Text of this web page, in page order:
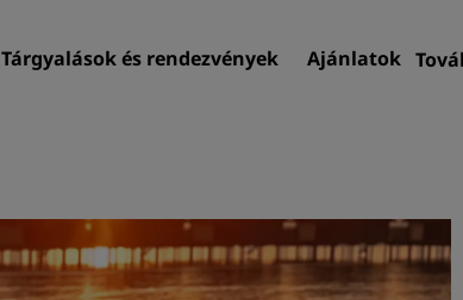
Tárgyalások és rendezvények Ajánlatok
Úti célok